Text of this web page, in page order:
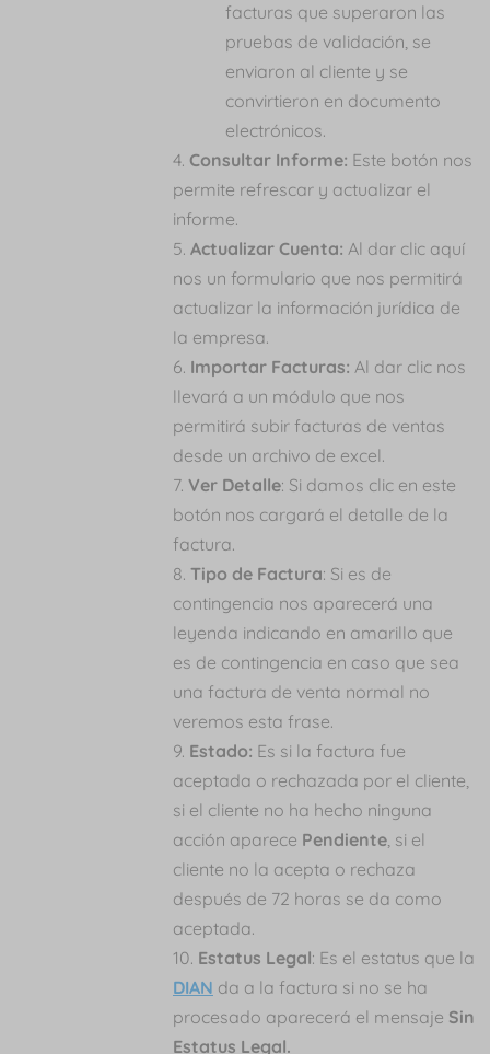
facturas que superaron las
pruebas de validación, se
enviaron al cliente y se
convirtieron en documento
electrónicos.
Consultar Informe: Este botón nos
permite refrescar y actualizar el
informe.
Actualizar Cuenta: Al dar clic aquí
nos un formulario que nos permitirá
actualizar la información jurídica de
la empresa.
Importar Facturas: Al dar clic nos
llevará a un módulo que nos
permitirá subir facturas de ventas
desde un archivo de excel.
Ver Detalle: Si damos clic en este
botón nos cargará el detalle de la
factura.
Tipo de Factura: Si es de
contingencia nos aparecerá una
leyenda indicando en amarillo que
es de contingencia en caso que sea
una factura de venta normal no
veremos esta frase.
Estado: Es si la factura fue
aceptada o rechazada por el cliente,
si el cliente no ha hecho ninguna
acción aparece Pendiente, si el
cliente no la acepta o rechaza
después de 72 horas se da como
aceptada.
Estatus Legal: Es el estatus que la
DIAN da a la factura si no se ha
procesado aparecerá el mensaje Sin
Estatus Legal.